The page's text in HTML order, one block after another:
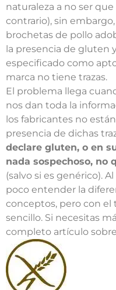
naturaleza a no ser
contrario), sin
brochetas de pollo
la presencia de gluten
especificado como
marca no tiene trazas.
El problema llega
nos dan toda la
los fabricantes no
presencia de dichas
declare gluten, o en
nada sospechoso, no
(salvo si es genérico).
poco entender la
conceptos, pero con el
sencillo. Si necesitas
completo artículo